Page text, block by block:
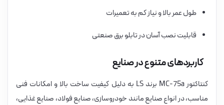
طول عمر بالا و نیاز کم به تعمیرات
قابلیت نصب آسان در تابلو برق صنعتی
کاربردهای متنوع در صنایع
کنتاکتور MC-75a برند LS به دلیل کیفیت ساخت بالا و امکانات فنی
مناسب، در انواع صنایع مانند خودروسازی، صنایع فولاد، صنایع غذایی،